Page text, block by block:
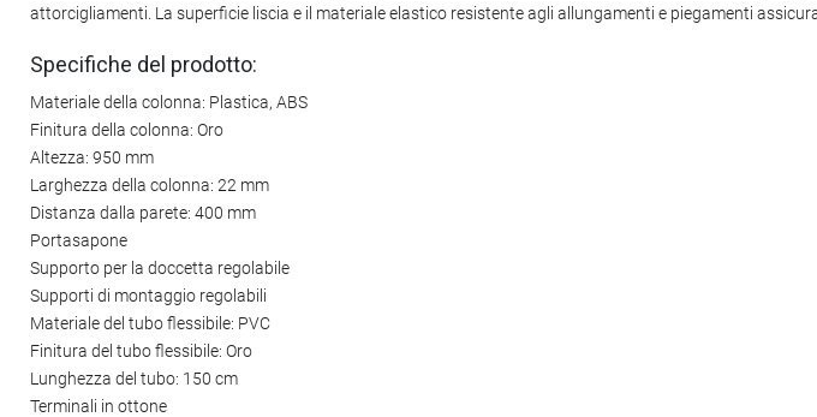
attorcigliamenti. La superficie liscia e il materiale elastico resistente agli allungamenti e piegamenti
Specifiche del prodotto:
Materiale della colonna: Plastica, ABS
Finitura della colonna: Oro
Altezza: 950 mm
Larghezza della colonna: 22 mm
Distanza dalla parete: 400 mm
Portasapone
Supporto per la doccetta regolabile
Supporti di montaggio regolabili
Materiale del tubo flessibile: PVC
Finitura del tubo flessibile: Oro
Lunghezza del tubo: 150 cm
Terminali in ottone